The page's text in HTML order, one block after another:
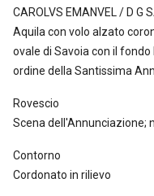
CAROLVS EMANVEL / D G
Aquila con volo alzato
ovale di Savoia con il
ordine della Santissima
Rovescio
Scena dell'Annunciazione;
Contorno
Cordonato in rilievo